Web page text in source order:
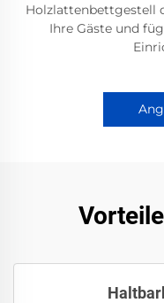
Holzlattenbettgestell
Ihre Gäste und